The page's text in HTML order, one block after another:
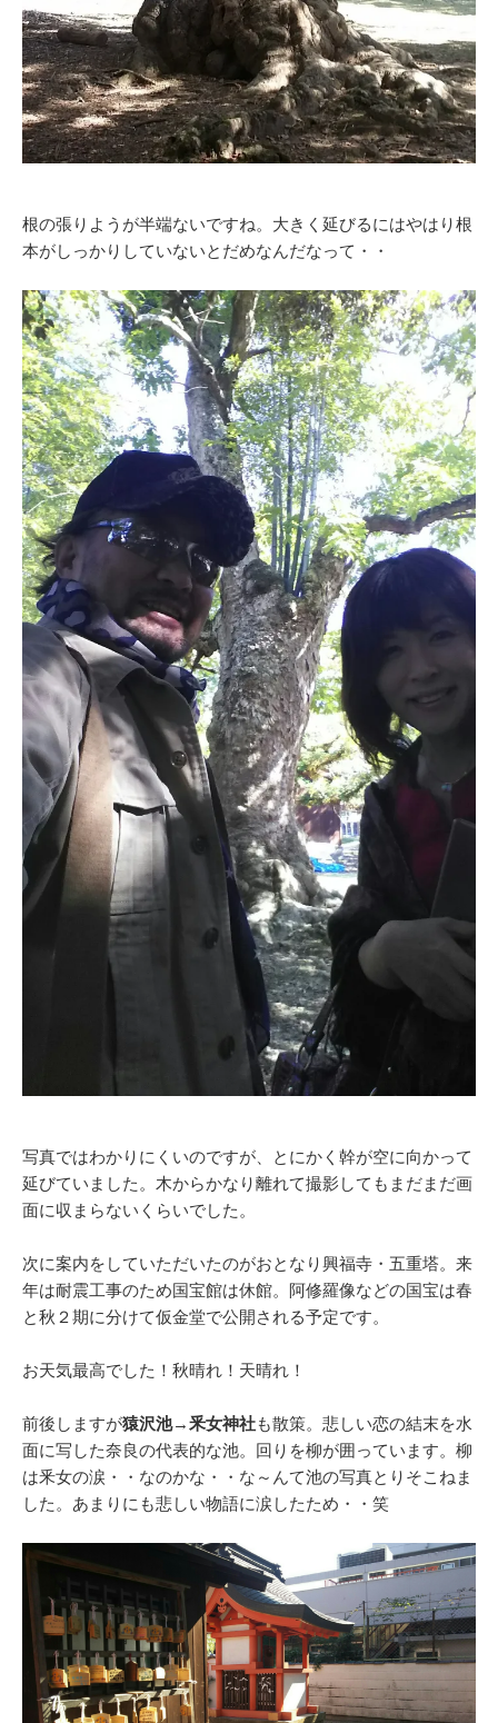
根の張りようが半端ないですね。大きく延びるにはやはり根
本がしっかりしていないとだめなんだなって・・
写真ではわかりにくいのですが、とにかく幹が空に向かって
延びていました。木からかなり離れて撮影してもまだまだ画
面に収まらないくらいでした。
次に案内をしていただいたのがおとなり興福寺・五重塔。来
年は耐震工事のため国宝館は休館。阿修羅像などの国宝は春
と秋２期に分けて仮金堂で公開される予定です。
お天気最高でした！秋晴れ！天晴れ！
前後しますが猿沢池→釆女神社も散策。悲しい恋の結末を水
面に写した奈良の代表的な池。回りを柳が囲っています。柳
は釆女の涙・・なのかな・・な～んて池の写真とりそこねま
した。あまりにも悲しい物語に涙したため・・笑